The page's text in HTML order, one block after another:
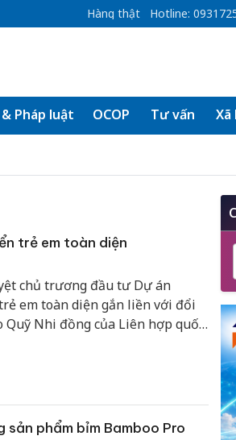
Hàng thật Hotline:
Pháp luật OCOP Tư vấn Xã
trẻ em toàn diện
chủ trương đầu tư Dự án
em toàn diện gắn liền với đổi
Nhi đồng của Liên hợp quốc
phẩm bỉm Bamboo Pro